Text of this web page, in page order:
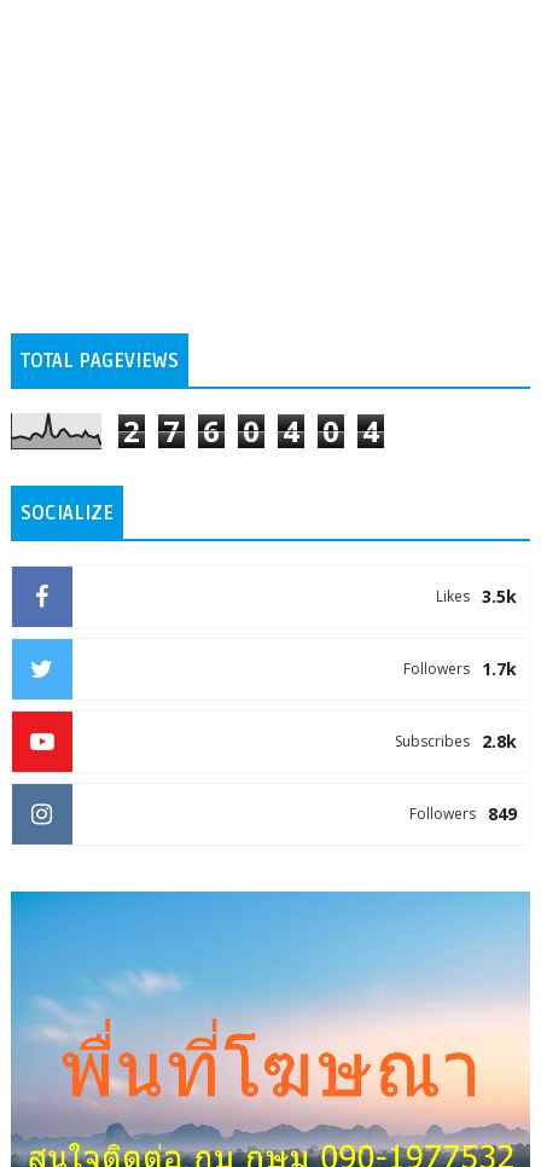
TOTAL PAGEVIEWS
2 7 6 0 4 0 4
SOCIALIZE
3.5k
Likes
1.7k
Followers
2.8k
Subscribes
849
Followers